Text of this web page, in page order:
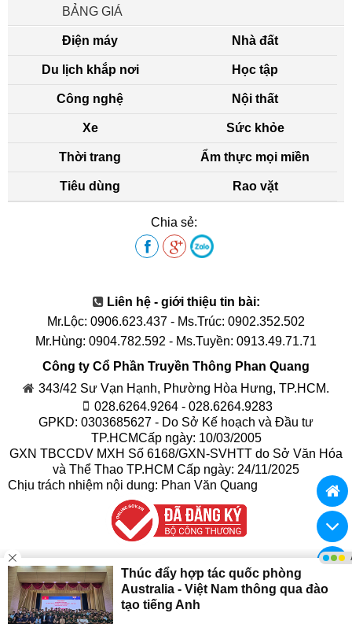
BẢNG GIÁ
Điện máy Nhà đất
Du lịch khắp nơi Học tập
Công nghệ Nội thất
Xe Sức khỏe
Thời trang Ẩm thực mọi miền
Tiêu dùng Rao vặt
Chia sẻ:
Liên hệ - giới thiệu tin bài:
Mr.Lộc: 0906.623.437 - Ms.Trúc: 0902.352.502
Mr.Hùng: 0904.782.592 - Ms.Tuyền: 0913.49.71.71
Công ty Cổ Phần Truyền Thông Phan Quang
343/42 Sư Vạn Hạnh, Phường Hòa Hưng, TP.HCM.
028.6264.9264 - 028.6264.9283
GPKD: 0303685627 - Do Sở Kế hoạch và Đầu tư
TP.HCMCấp ngày: 10/03/2005
GXN TBCCDV MXH Số 6168/GXN-SVHTT do Sở Văn Hóa
và Thể Thao TP.HCM Cấp ngày: 24/11/2025
Chịu trách nhiệm nội dung: Phan Văn Quang
© 2017 Truyền Thông Phan Quang
Phát triển bởiTruyền Thông Phan Quang